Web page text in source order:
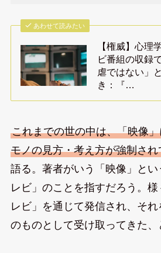
あわせて読みたい
【権威】心理
ビ番組の収録
虐ではない」
き：『…
これまでの世の中は、「映像
モノの見方・考え方が強制され
語る。著者がいう「映像」と
レビ」のことを指すだろう。
レビ」を通じて発信され、そ
のものとして受け取ってきた、